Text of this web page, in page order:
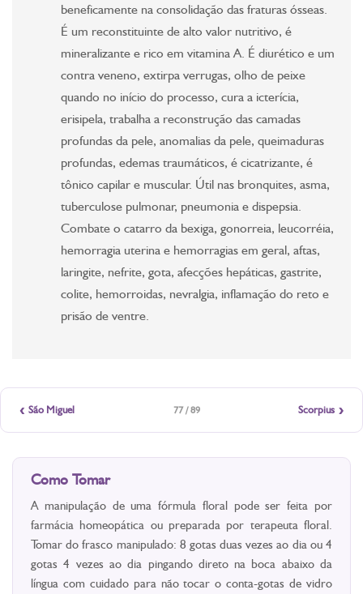
beneficamente na consolidação das fraturas ósseas.
É um reconstituinte de alto valor nutritivo, é
mineralizante e rico em vitamina A. É diurético e um
contra veneno, extirpa verrugas, olho de peixe
quando no início do processo, cura a icterícia,
erisipela, trabalha a reconstrução das camadas
profundas da pele, anomalias da pele, queimaduras
profundas, edemas traumáticos, é cicatrizante, é
tônico capilar e muscular. Útil nas bronquites, asma,
tuberculose pulmonar, pneumonia e dispepsia.
Combate o catarro da bexiga, gonorreia, leucorréia,
hemorragia uterina e hemorragias em geral, aftas,
laringite, nefrite, gota, afecções hepáticas, gastrite,
colite, hemorroidas, nevralgia, inflamação do reto e
prisão de ventre.
‹ São Miguel 77 / 89 Scorpius ›
Como Tomar
A manipulação de uma fórmula floral pode ser feita por
farmácia homeopática ou preparada por terapeuta floral.
Tomar do frasco manipulado: 8 gotas duas vezes ao dia ou 4
gotas 4 vezes ao dia pingando direto na boca abaixo da
língua com cuidado para não tocar o conta-gotas de vidro